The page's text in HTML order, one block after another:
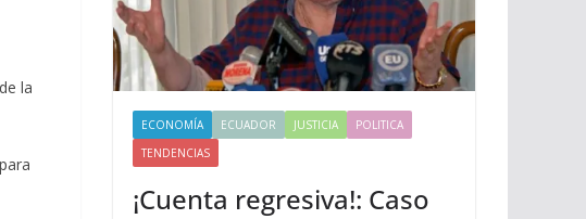
la
ECONOMÍA ECUADOR JUSTICIA
POLITICA
TENDENCIAS
¡Cuenta regresiva!: Caso